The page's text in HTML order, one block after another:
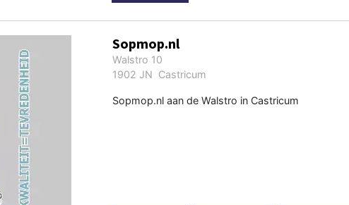
Sopmop.nl
Walstro 10
1902 JN Castricum
Sopmop.nl aan de Walstro in Castricum